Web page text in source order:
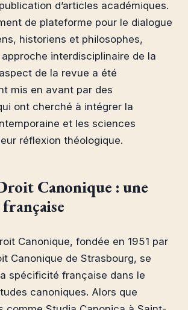
d’articles académiques.
de plateforme pour le dialogue
historiens et philosophes,
interdisciplinaire de la
de la revue a été
mis en avant par des
ont cherché à intégrer la
et les sciences
réflexion théologique.
Canonique : une
Canonique, fondée en 1951 par
Canonique de Strasbourg, se
spécificité française dans le
canoniques. Alors que